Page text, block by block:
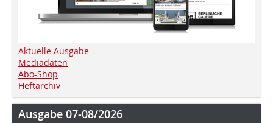
Aktuelle Ausgabe
Mediadaten
Abo-Shop
Heftarchiv
Ausgabe 07-08/2026